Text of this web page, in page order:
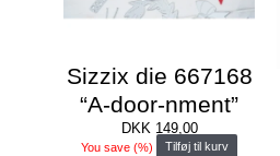
Sizzix die 667168
“A-door-nment”
DKK 149,00
You save(%) Tilføj til kurv